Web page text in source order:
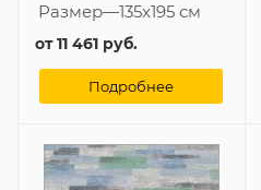
Размер—135x195 см
от11 461 руб.
Подробнее